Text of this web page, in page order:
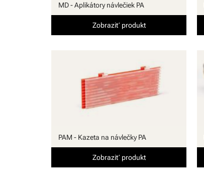
MD - Aplikátory návlečiek PA
Zobraziť produkt
PAM - Kazeta na návlečky PA
Zobraziť produkt